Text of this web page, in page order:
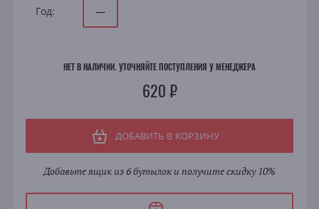
Год: —
НЕТ В НАЛИЧИИ. УТОЧНЯЙТЕ ПОСТУПЛЕНИЯ У МЕНЕДЖЕРА
620 ₽
ДОБАВИТЬ В КОРЗИНУ
Добавьте ящик из 6 бутылок и получите скидку 10%